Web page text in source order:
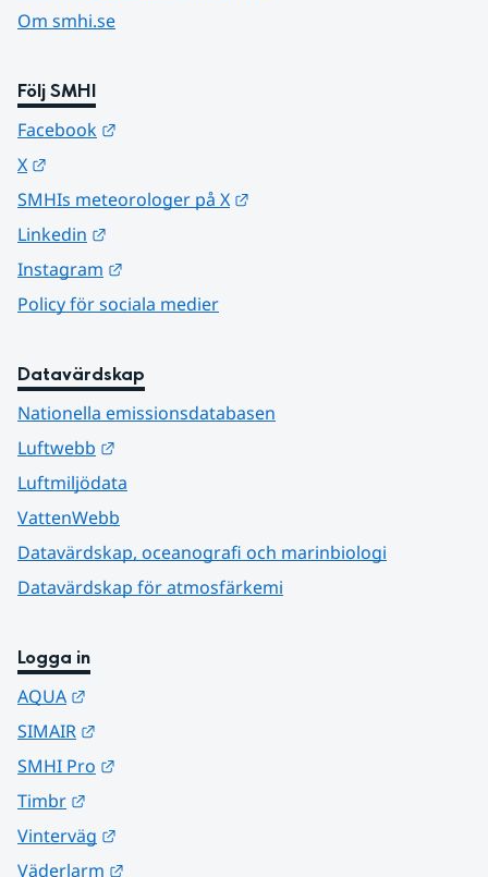
Om smhi.se
Följ SMHI
Facebook
X
SMHIs meteorologer på X
Linkedin
Instagram
Policy för sociala medier
Datavärdskap
Nationella emissionsdatabasen
Luftwebb
Luftmiljödata
VattenWebb
Datavärdskap, oceanografi och marinbiologi
Datavärdskap för atmosfärkemi
Logga in
AQUA
SIMAIR
SMHI Pro
Timbr
Vinterväg
Väderlarm